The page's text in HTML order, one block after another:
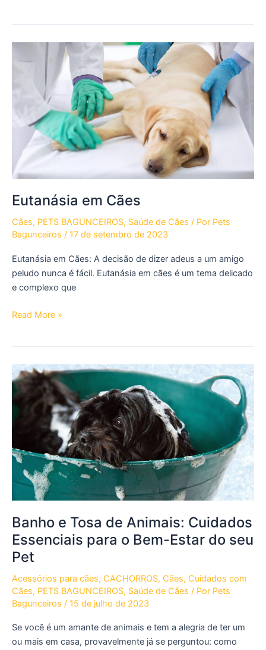
atualmente?
Eutanásia em Cães
Cães, PETS BAGUNCEIROS, Saúde de Cães / Por Pets
Bagunceiros / 17 de setembro de 2023
Eutanásia em Cães: A decisão de dizer adeus a um amigo
peludo nunca é fácil. Eutanásia em cães é um tema delicado
e complexo que
Eutanásia
Read More »
Banho e Tosa de Animais: Cuidados
Essenciais para o Bem-Estar do seu
Pet
Acessórios para cães, CACHORROS, Cães, Cuidados com
Cães, PETS BAGUNCEIROS, Saúde de Cães / Por Pets
Bagunceiros / 15 de julho de 2023
Se você é um amante de animais e tem a alegria de ter um
ou mais em casa, provavelmente já se perguntou: como